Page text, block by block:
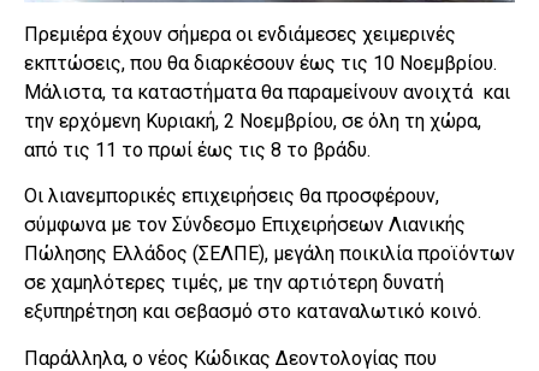
Πρεμιέρα έχουν σήμερα οι ενδιάμεσες χειμερινές
εκπτώσεις, που θα διαρκέσουν έως τις 10 Νοεμβρίου.
Μάλιστα, τα καταστήματα θα παραμείνουν ανοιχτά και
την ερχόμενη Κυριακή, 2 Νοεμβρίου, σε όλη τη χώρα,
από τις 11 το πρωί έως τις 8 το βράδυ.
Οι λιανεμπορικές επιχειρήσεις θα προσφέρουν,
σύμφωνα με τον Σύνδεσμο Επιχειρήσεων Λιανικής
Πώλησης Ελλάδος (ΣΕΛΠΕ), μεγάλη ποικιλία προϊόντων
σε χαμηλότερες τιμές, με την αρτιότερη δυνατή
εξυπηρέτηση και σεβασμό στο καταναλωτικό κοινό.
Παράλληλα, ο νέος Κώδικας Δεοντολογίας που